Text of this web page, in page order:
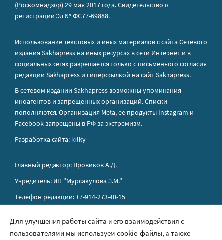
(Роскомнадзор) 29 мая 2017 года. Свидетельство о
регистрации Эл № ФС77-69888.
Использование текстовых и иных материалов с сайта Сетевого
издания Sakhapress на иных ресурсах в сети Интернет и в
социальных сетях разрешается только с письменного согласия
редакции Sakhapress и гиперссылкой на сайт Sakhapress.
В сетевом издании Sakhapress возможны упоминания
иноагентов и запрещенных организаций. Списки
пополняются. Организация Metа, ее продукты Instagram и
Facebook запрещены в РФ за экстремизм.
Разработка сайта: iolky
Главный редактор: Яровиков А.Д.
Учредитель: ИП "Мурсакулова Э.М."
Телефон редакции: +7-914-273-40-15
Для улучшения работы сайта и его взаимодействия с
пользователями мы используем cookie-файлы, а также